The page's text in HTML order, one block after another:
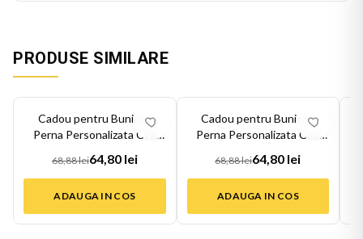
PRODUSE SIMILARE
%Cadou pentru Bunica -
Perna Personalizata Cea
68,88 lei64,80 lei
ADAUGA IN COS
%Cadou pentru Bunica -
Perna Personalizata Cea
68,88 lei64,80 lei
ADAUGA IN COS